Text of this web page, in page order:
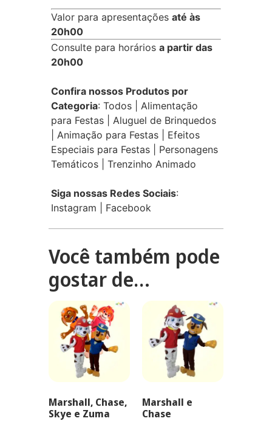
Valor para apresentações até às
20h00
Consulte para horários a partir das
20h00
Confira nossos Produtos por
Categoria: Todos
Alimentação
para Festas
Aluguel de Brinquedos
Animação para Festas
Efeitos
Especiais para Festas
Personagens
Temáticos
Trenzinho Animado
Siga nossas Redes Sociais:
Instagram
Facebook
Você também pode
gostar de…
Marshall, Chase,
Skye e Zuma
Marshall e
Chase